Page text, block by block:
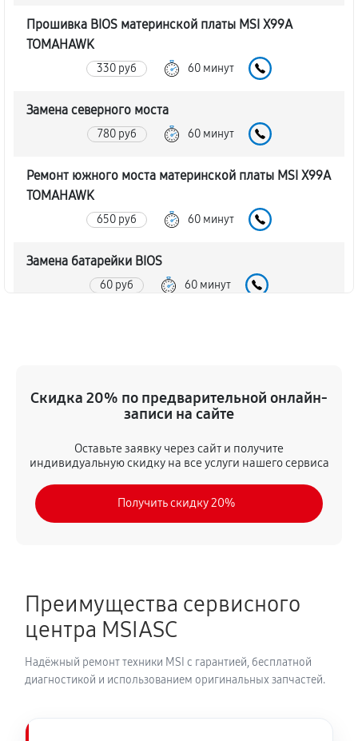
Прошивка BIOS материнской платы MSI X99A
TOMAHAWK
330 руб 60 минут
Замена северного моста
780 руб 60 минут
Ремонт южного моста материнской платы MSI X99A
TOMAHAWK
650 руб 60 минут
Замена батарейки BIOS
60 руб 60 минут
Скидка 20% по предварительной онлайн-
записи на сайте
Оставьте заявку через сайт и получите
индивидуальную скидку на все услуги нашего сервиса
Получить скидку 20%
Преимущества сервисного
центра MSIASC
Надёжный ремонт техники MSI с гарантией, бесплатной
диагностикой и использованием оригинальных запчастей.